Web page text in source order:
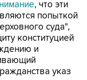
суда",
конституцией
и
указ
его второго